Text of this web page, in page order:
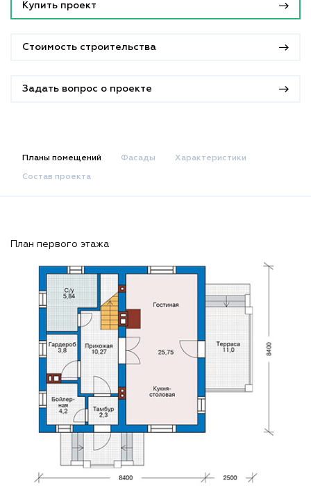
Купить проект
Стоимость строительства
Задать вопрос о проекте
Планы помещений Фасады Характеристики
Состав проекта
План первого этажа